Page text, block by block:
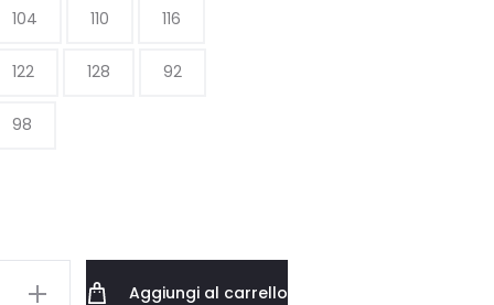
era:
22.00 €.
104 110 116
122 128 92
98
Aggiungi al carrello